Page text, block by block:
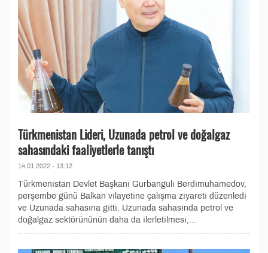
Türkmenistan Lideri, Uzunada petrol ve doğalgaz
sahasındaki faaliyetlerle tanıştı
14.01.2022 - 13:12
Türkmenistan Devlet Başkanı Gurbanguli Berdimuhamedov,
perşembe günü Balkan vilayetine çalışma ziyareti düzenledi
ve Uzunada sahasına gitti. Uzunada sahasında petrol ve
doğalgaz sektörününün daha da ilerletilmesi,...